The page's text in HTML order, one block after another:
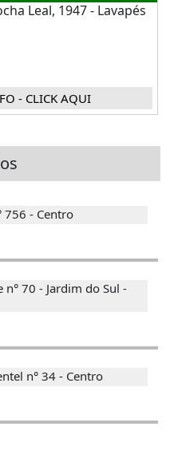
Leal, 1947 - Lavapés
- CLICK AQUI
756 - Centro
n° 70 - Jardim do Sul -
n° 34 - Centro